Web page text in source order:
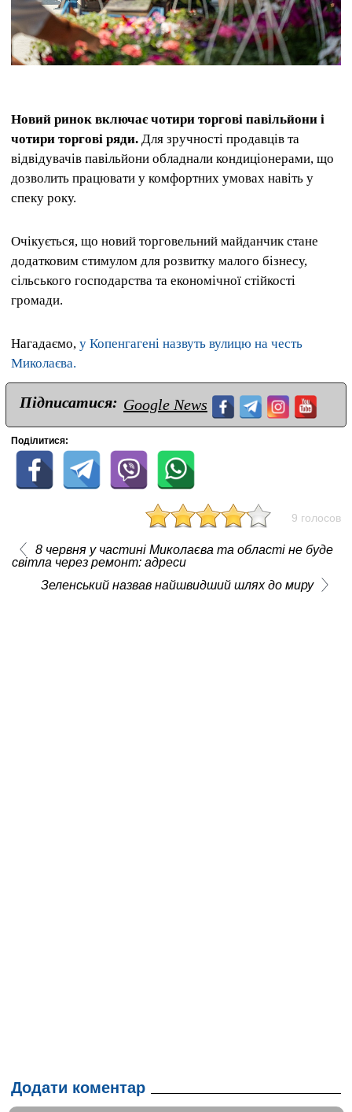
Новий ринок включає чотири торгові павільйони і
чотири торгові ряди. Для зручності продавців та
відвідувачів павільйони обладнали кондиціонерами, що
дозволить працювати у комфортних умовах навіть у
спеку року.
Очікується, що новий торговельний майданчик стане
додатковим стимулом для розвитку малого бізнесу,
сільського господарства та економічної стійкості
громади.
Нагадаємо, у Копенгагені назвуть вулицю на честь
Миколаєва.
Підписатися: Google News
Поділитися:
9 голосов
8 червня у частині Миколаєва та області не буде
світла через ремонт: адреси
Зеленський назвав найшвидший шлях до миру
Додати коментар